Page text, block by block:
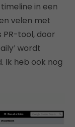
in een
velen met
PR-tool, door
wordt
Ik heb ook nog